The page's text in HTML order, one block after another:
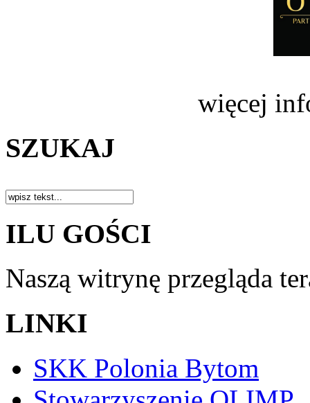
więcej
SZUKAJ
ILU GOŚCI
Naszą witrynę przegląda
LINKI
SKK Polonia Bytom